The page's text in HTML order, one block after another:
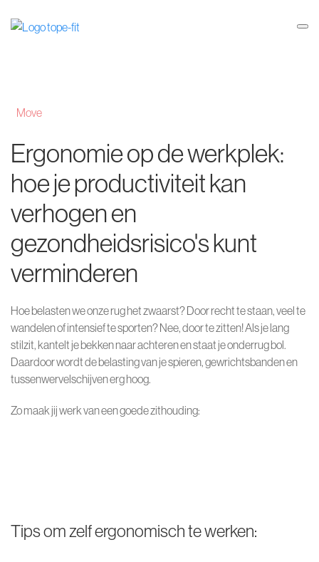
Move
Ergonomie op de werkplek:
hoe je productiviteit kan
verhogen en
gezondheidsrisico's kunt
verminderen
Hoe belasten we onze rug het zwaarst? Door recht te staan, veel te
wandelen of intensief te sporten? Nee, door te zitten! Als je lang
stilzit, kantelt je bekken naar achteren en staat je onderrug bol.
Daardoor wordt de belasting van je spieren, gewrichtsbanden en
tussenwervelschijven erg hoog.
Zo maak jij werk van een goede zithouding:
Tips om zelf ergonomisch te werken: